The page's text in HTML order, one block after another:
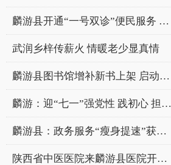
麟游县开通“一号双诊”便民服务 实现中西医一站式联合诊疗
武润乡梓传薪火 情暖老少显真情
麟游县图书馆增补新书上架 启动暑期延时免费开放服务
麟游：迎“七一”强党性 践初心 担使命 社区多彩主题党日献礼建党105周年
麟游县：政务服务“瘦身提速”获好评
陕西省中医医院来麟游县医院开展医联体建设暨专家义诊活动